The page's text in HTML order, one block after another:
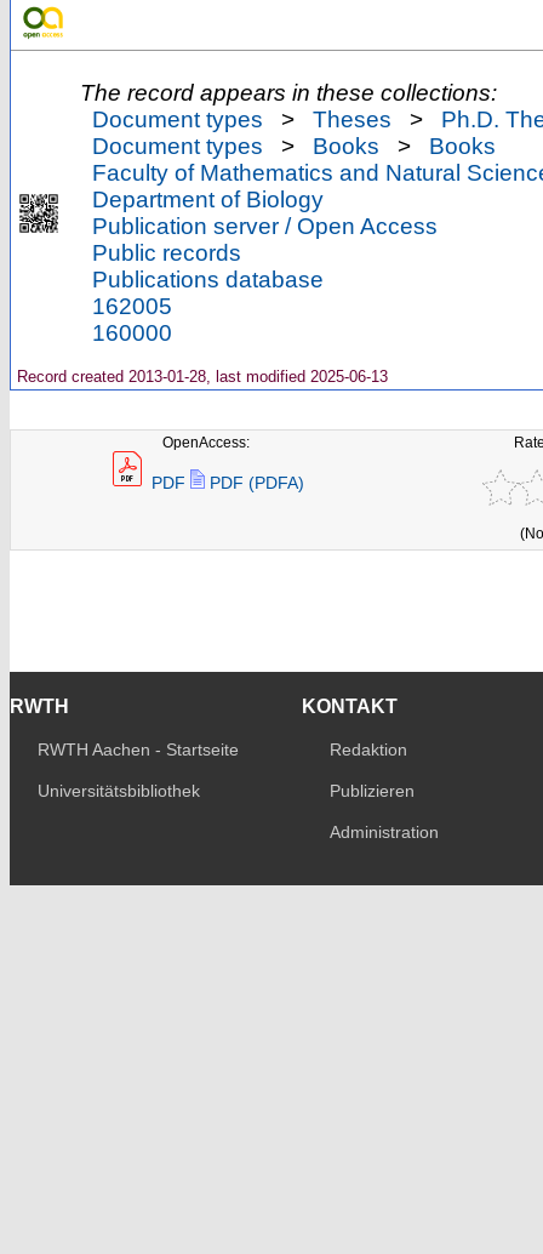
The record appears in these collections:
Document types
> Theses >
Ph.D.
Document types
> Books >
Books
Faculty of Mathematics and Natural
Department of Biology
Publication server / Open Access
Public records
Publications database
162005
160000
Record created 2013-01-28, last modified 2025-06-13
OpenAccess:
PDF PDF (PDFA)
RWTH
RWTH Aachen - Startseite
Universitätsbibliothek
KONTAKT
Redaktion
Publizieren
Administration